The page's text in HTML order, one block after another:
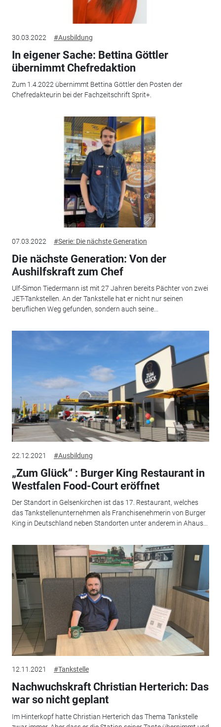
30.03.2022 #Ausbildung
In eigener Sache: Bettina Göttler
übernimmt Chefredaktion
Zum 1.4.2022 übernimmt Bettina Göttler den Posten der
Chefredakteurin bei der Fachzeitschrift Sprit+.
07.03.2022 #Serie: Die nächste Generation
Die nächste Generation: Von der
Aushilfskraft zum Chef
Ulf-Simon Tiedermann ist mit 27 Jahren bereits Pächter von zwei
JET-Tankstellen. An der Tankstelle hat er nicht nur seinen
beruflichen Weg gefunden, sondern auch seine...
22.12.2021 #Ausbildung
„Zum Glück“ : Burger King Restaurant in
Westfalen Food-Court eröffnet
Der Standort in Gelsenkirchen ist das 17. Restaurant, welches
das Tankstellenunternehmen als Franchisenehmerin von Burger
King in Deutschland neben Standorten unter anderem in Ahaus...
12.11.2021 #Tankstelle
Nachwuchskraft Christian Herterich: Das
war so nicht geplant
Im Hinterkopf hatte Christian Herterich das Thema Tankstelle